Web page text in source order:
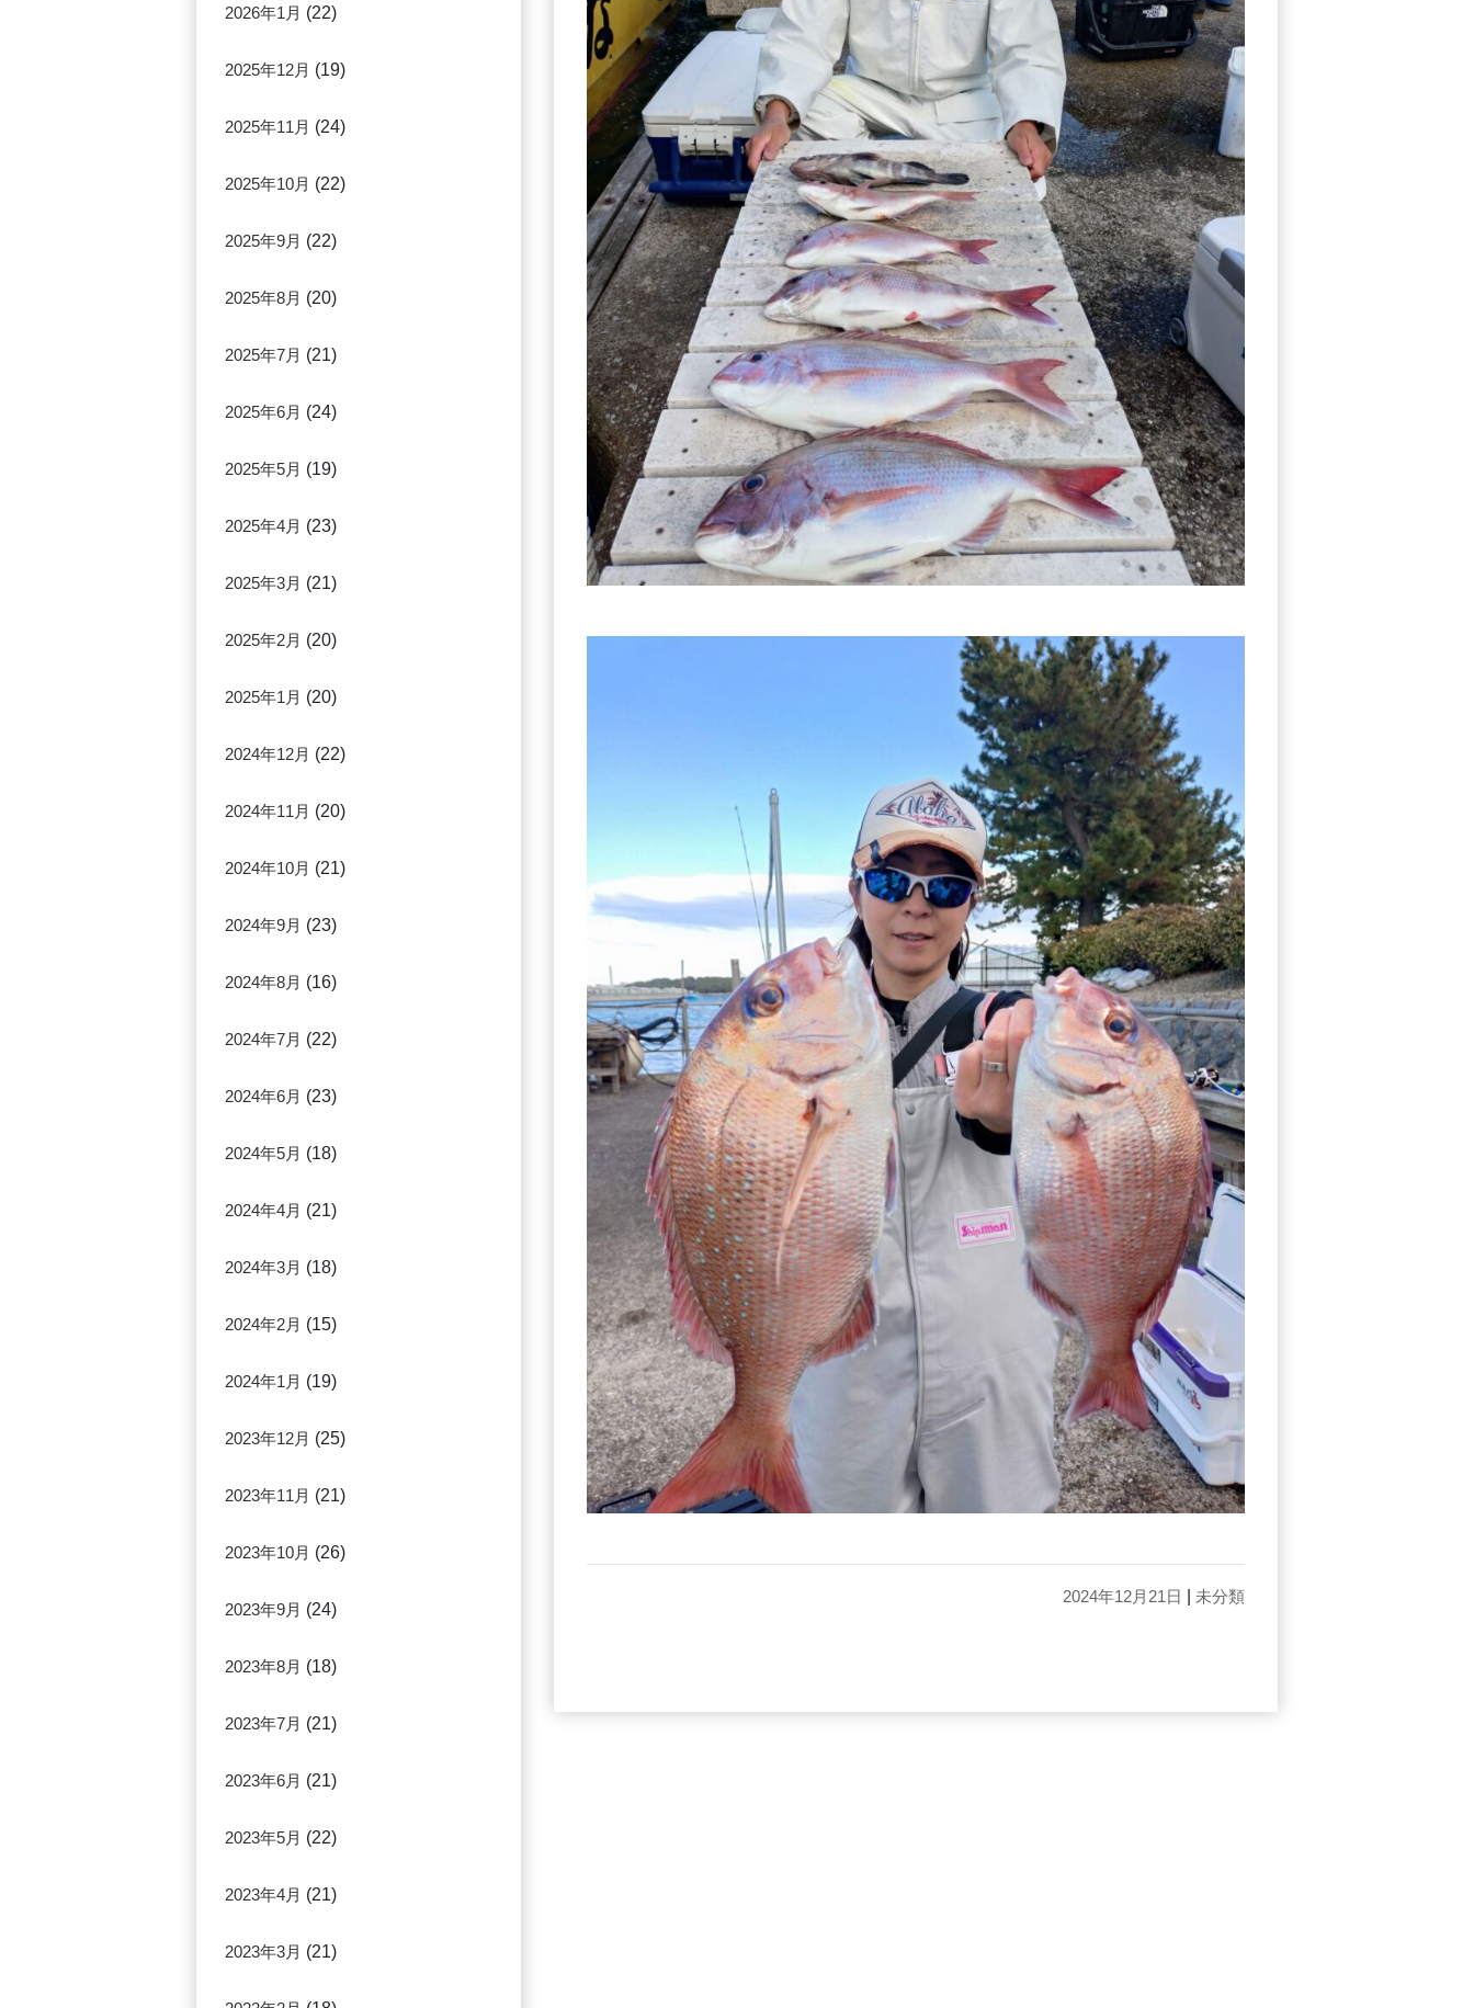
2026年1月 (22)
2025年12月 (19)
2025年11月 (24)
2025年10月 (22)
2025年9月 (22)
2025年8月 (20)
2025年7月 (21)
2025年6月 (24)
2025年5月 (19)
2025年4月 (23)
2025年3月 (21)
2025年2月 (20)
2025年1月 (20)
2024年12月 (22)
2024年11月 (20)
2024年10月 (21)
2024年9月 (23)
2024年8月 (16)
2024年7月 (22)
2024年6月 (23)
2024年5月 (18)
2024年4月 (21)
2024年3月 (18)
2024年2月 (15)
2024年1月 (19)
2023年12月 (25)
2023年11月 (21)
2023年10月 (26)
2023年9月 (24)
2023年8月 (18)
2023年7月 (21)
2023年6月 (21)
2023年5月 (22)
2023年4月 (21)
2023年3月 (21)
2024年12月21日 未分類